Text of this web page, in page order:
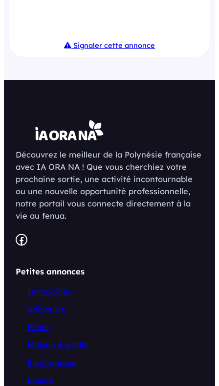
Signaler cette annonce
Découvrez le meilleur de la Polynésie française
avec IA ORA NA ! Que vous cherchiez votre
prochaine sortie, une activité incontournable
ou une nouvelle opportunité professionnelle,
notre portail vous connecte directement à la
vie au fenua.
Facebook
Petites annonces
Immobilier
Véhicules
Mode
Maison & jardin
Electronique
Loisirs